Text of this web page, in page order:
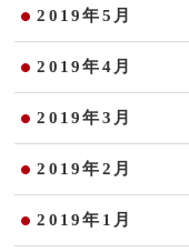
2019年5月
2019年4月
2019年3月
2019年2月
2019年1月